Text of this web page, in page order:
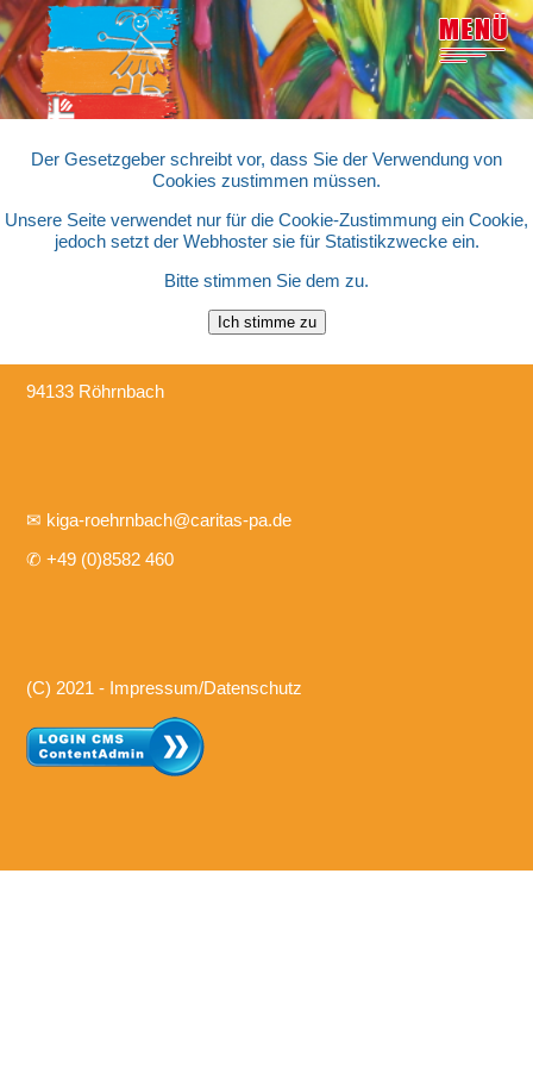
Der Gesetzgeber schreibt vor, dass Sie der Verwendung von
Cookies zustimmen müssen.
Unsere Seite verwendet nur für die Cookie-Zustimmung ein Cookie,
jedoch setzt der Webhoster sie für Statistikzwecke ein.
Bitte stimmen Sie dem zu.
Kinderhaus "St. Michael"
94133 Röhrnbach
✉ kiga-roehrnbach@caritas-pa.de
✆ +49 (0)8582 460
(C) 2021 - Impressum/Datenschutz